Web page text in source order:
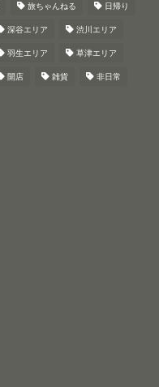
旅ちゃんねる 日帰り
深谷エリア 渋川エリア
羽生エリア 草津エリア
開店 雑貨 非日常